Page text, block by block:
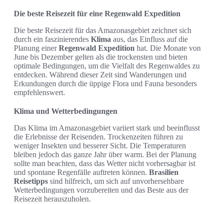
Die beste Reisezeit für eine Regenwald Expedition
Die beste Reisezeit für das Amazonasgebiet zeichnet sich
durch ein faszinierendes Klima aus, das Einfluss auf die
Planung einerRegenwald Expedition hat. Die Monate von
June bis Dezember gelten als die trockensten und bieten
optimale Bedingungen, um die Vielfalt des Regenwaldes zu
entdecken. Während dieser Zeit sind Wanderungen und
Erkundungen durch die üppige Flora und Fauna besonders
empfehlenswert.
Klima und Wetterbedingungen
Das Klima im Amazonasgebiet variiert stark und beeinflusst
die Erlebnisse der Reisenden. Trockenzeiten führen zu
weniger Insekten und besserer Sicht. Die Temperaturen
bleiben jedoch das ganze Jahr über warm. Bei der Planung
sollte man beachten, dass das Wetter nicht vorhersagbar ist
und spontane Regenfälle auftreten können. Brasilien
Reisetipps sind hilfreich, um sich auf unvorhersehbare
Wetterbedingungen vorzubereiten und das Beste aus der
Reisezeit herauszuholen.